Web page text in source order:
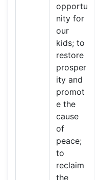
opportu
nity for
our
kids; to
restore
prosper
ity and
promot
e the
cause
of
peace;
to
reclaim
the